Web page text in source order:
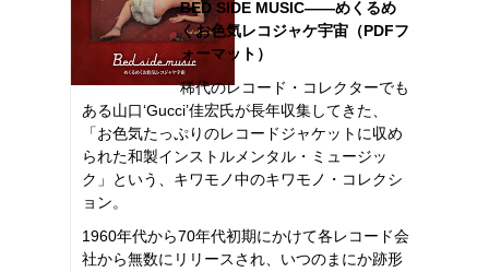
BED SIDE MUSIC――めくるめ
くお色気レコジャケ宇宙（PDFフ
ォーマット）
稀代のレコード・コレクターでも
ある山口‘Gucci’佳宏氏が長年収集してきた、
「お色気たっぷりのレコードジャケットに収め
られた和製インストルメンタル・ミュージッ
ク」という、キワモノ中のキワモノ・コレクシ
ョン。
1960年代から70年代初期にかけて各レコード会
社から無数にリリースされ、いつのまにか跡形